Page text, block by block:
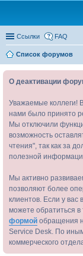
Ссылки FAQ
Список форумов
О деактивации
Уважаемые коллеги!
нами было принято
Мы отключили
возможность
чтения", так как за
полезной
Мы активно
позволяют более
клиентов. Если у вас
можете обратиться в
формой обращения
Service Desk. По
коммерческого